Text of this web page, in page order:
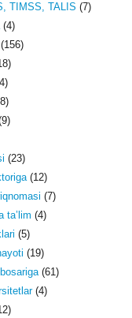
TIMSS, TALIS (7)
(4)
(23)
(12)
(7)
ta’lim (4)
(5)
(19)
(61)
(4)